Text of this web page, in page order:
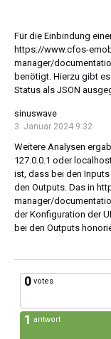
Für die Einbindung
https://www.cfos-
manager/
benötigt. Hierzu gibt
Status als JSON
sinuswave
3. Januar 2024 9:32
Weitere Analysen
127.0.0.1 oder
ist, dass bei den
den Outputs. Das in
manager/
der Konfiguration der
bei den Outputs
0 votes
1 antwort